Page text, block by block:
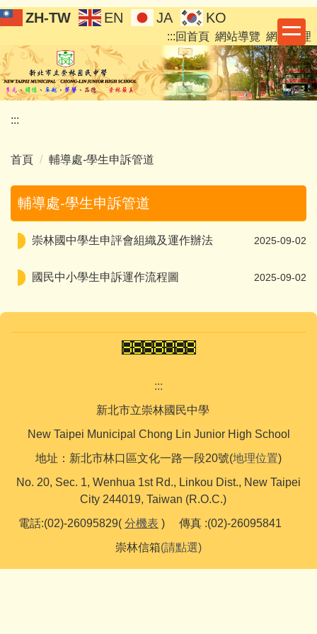
跳
到
主
要
內
容
ZH-TW EN JA KO
:::回首頁 網站導覽 網站管理
:::
首頁 輔導處-學生申訴管道
輔導處-學生申訴管道
崇林國中學生申評會組織及運作辦法 2025-09-02
國民中小學生申訴運作流程圖 2025-09-02
:::
新北市立崇林國民中學
New Taipei Municipal Chong Lin Junior High School
地址：新北市林口區文化一路一段20號(地理位置)
No. 20, Sec. 1, Wenhua 1st Rd., Linkou Dist., New Taipei
City 244019, Taiwan (R.O.C.)
電話:(02)-26095829( 分機表 ) 傳真 :(02)-26095841
崇林信箱(請點選)